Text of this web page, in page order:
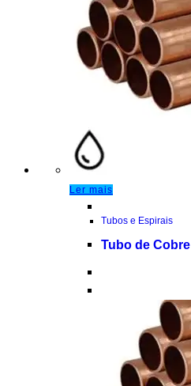
Ler mais
Tubos e Espirais
Tubo de Cobre